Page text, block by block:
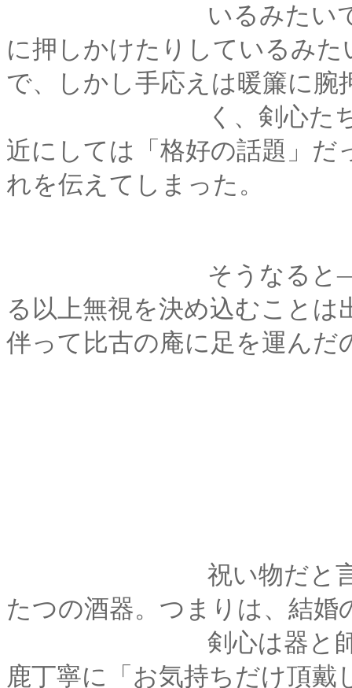
いるみたいで、機会
に押しかけたりしているみた
で、しかし手応えは暖簾に腕
く、剣心たちが京都
近にしては「格好の話題」
れを伝えてしまった。
そうなると―――京
る以上無視を決め込むこと
伴って比古の庵に足を運んだ
祝い物だと言って、
たつの酒器。つまりは、結婚
剣心は器と師匠の顔
鹿丁寧に「お気持ちだけ頂戴